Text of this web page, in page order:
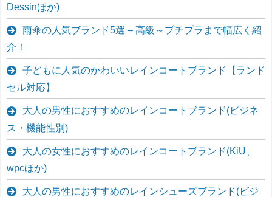
Dessinほか)
雨傘の人気ブランド5選 – 高級～プチプラまで幅広く紹
介！
子どもに人気のかわいいレインコートブランド【ランド
セル対応】
大人の男性におすすめのレインコートブランド(ビジネ
ス・機能性別)
大人の女性におすすめのレインコートブランド(KiU、
wpcほか)
大人の男性におすすめのレインシューズブランド(ビジ